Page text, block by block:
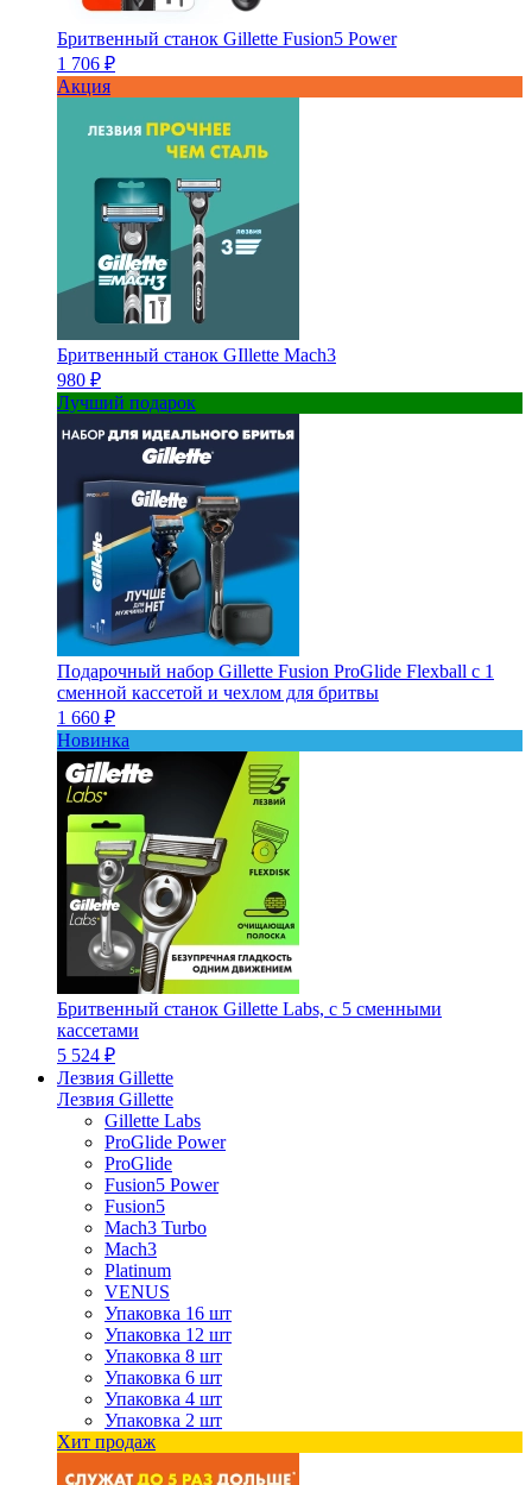
Бритвенный станок Gillette Fusion5 Power
1 706 ₽
Акция
Бритвенный станок GIllette Mach3
980 ₽
Лучший подарок
Подарочный набор Gillette Fusion ProGlide Flexball с 1
сменной кассетой и чехлом для бритвы
1 660 ₽
Новинка
Бритвенный станок Gillette Labs, с 5 сменными
кассетами
5 524 ₽
Лезвия Gillette
Лезвия Gillette
Gillette Labs
ProGlide Power
ProGlide
Fusion5 Power
Fusion5
Mach3 Turbo
Mach3
Platinum
VENUS
Упаковка 16 шт
Упаковка 12 шт
Упаковка 8 шт
Упаковка 6 шт
Упаковка 4 шт
Упаковка 2 шт
Хит продаж